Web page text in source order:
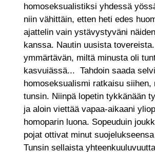
homoseksualistiksi yhdessä
niin vähittäin, etten heti edes
ajattelin vain ystävystyväni
kanssa. Nautin uusista
ymmärtävän, miltä minusta oli
kasvuiässä... Tahdoin saada
homoseksualismi ratkaisu
tunsin. Niinpä lopetin tykkänään
ja aloin viettää vapaa-aikaani
homoparin luona. Sopeuduin
pojat ottivat minut
Tunsin sellaista